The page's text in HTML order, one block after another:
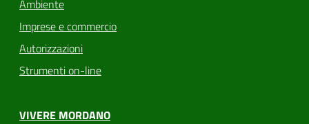
Ambiente
Imprese e commercio
Autorizzazioni
Strumenti on-line
VIVERE MORDANO